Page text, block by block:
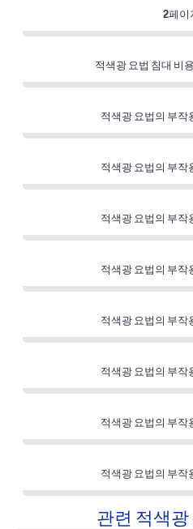
2페이
적색광 요법 침대 비
적색광 요법의 부작
적색광 요법의 부작
적색광 요법의 부작
적색광 요법의 부작
적색광 요법의 부작
적색광 요법의 부작
적색광 요법의 부작
적색광 요법의 부작
관련 적색광